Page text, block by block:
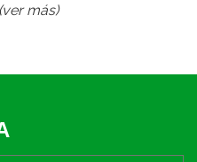
(ver más)